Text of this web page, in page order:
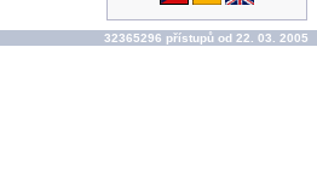
32365296 přístupů od 22. 03. 2005